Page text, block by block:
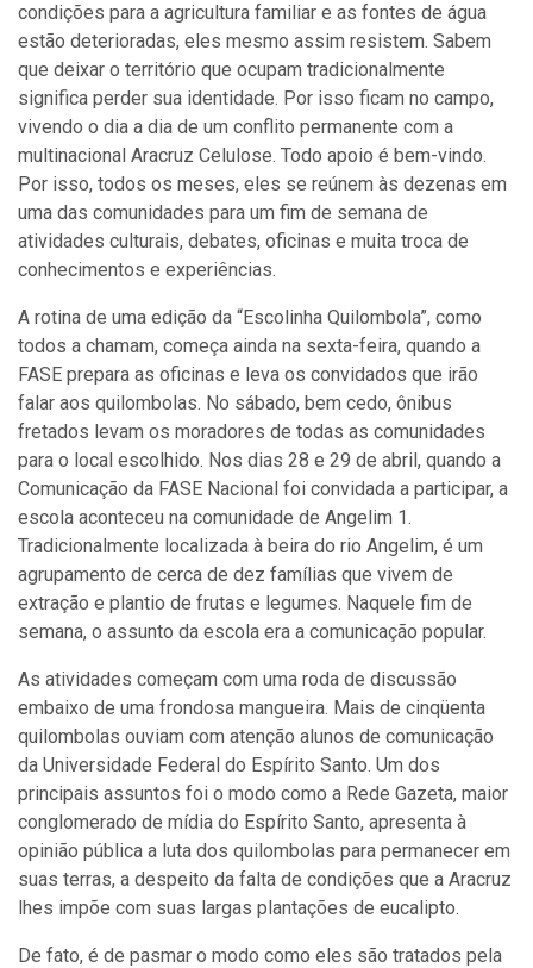
condições para a agricultura familiar e as fontes de água
estão deterioradas, eles mesmo assim resistem. Sabem
que deixar o território que ocupam tradicionalmente
significa perder sua identidade. Por isso ficam no campo,
vivendo o dia a dia de um conflito permanente com a
multinacional Aracruz Celulose. Todo apoio é bem-vindo.
Por isso, todos os meses, eles se reúnem às dezenas em
uma das comunidades para um fim de semana de
atividades culturais, debates, oficinas e muita troca de
conhecimentos e experiências.
A rotina de uma edição da “Escolinha Quilombola”, como
todos a chamam, começa ainda na sexta-feira, quando a
FASE prepara as oficinas e leva os convidados que irão
falar aos quilombolas. No sábado, bem cedo, ônibus
fretados levam os moradores de todas as comunidades
para o local escolhido. Nos dias 28 e 29 de abril, quando a
Comunicação da FASE Nacional foi convidada a participar, a
escola aconteceu na comunidade de Angelim 1.
Tradicionalmente localizada à beira do rio Angelim, é um
agrupamento de cerca de dez famílias que vivem de
extração e plantio de frutas e legumes. Naquele fim de
semana, o assunto da escola era a comunicação popular.
As atividades começam com uma roda de discussão
embaixo de uma frondosa mangueira. Mais de cinqüenta
quilombolas ouviam com atenção alunos de comunicação
da Universidade Federal do Espírito Santo. Um dos
principais assuntos foi o modo como a Rede Gazeta, maior
conglomerado de mídia do Espírito Santo, apresenta à
opinião pública a luta dos quilombolas para permanecer em
suas terras, a despeito da falta de condições que a Aracruz
lhes impõe com suas largas plantações de eucalipto.
De fato, é de pasmar o modo como eles são tratados pela